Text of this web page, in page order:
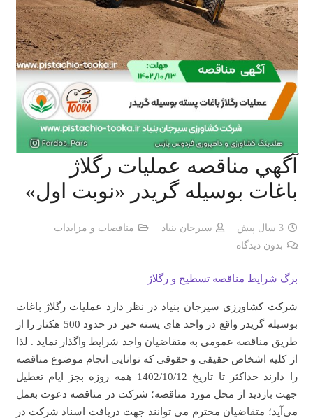
آگهي مناقصه عملیات رگلاژ
باغات بوسیله گریدر «نوبت اول»
3 سال پیش سیرجان بنیاد
مناقصات و مزایدات
بدون دیدگاه
برگ شرایط مناقصه تسطیح و رگلاژ
شرکت کشاورزی سیرجان بنیاد در نظر دارد عملیات رگلاژ باغات
بوسیله گریدر واقع در واحد های پسته خیز در حدود 500 هکتار را از
طریق مناقصه عمومی به متقاضیان واجد شرایط واگذار نماید . لذا
از کلیه اشخاص حقیقی و حقوقی که توانایی انجام موضوع مناقصه
را دارند حداكثر تا تاريخ 1402/10/12 همه روزه بجز ايام تعطيل
جهت بازدید از محل مورد مناقصه؛ شرکت در مناقصه دعوت بعمل
می‌آید؛ متقاضیان محترم می توانند جهت دریافت اسناد شرکت در